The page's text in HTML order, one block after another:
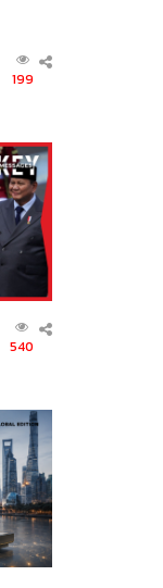
199
540